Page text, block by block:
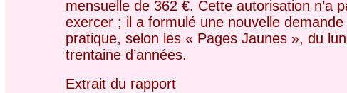
mensuelle de 362 €. Cette autorisation n’a
exercer ; il a formulé une nouvelle
pratique, selon les « Pages Jaunes », du
trentaine d’années.
Extrait du rapport